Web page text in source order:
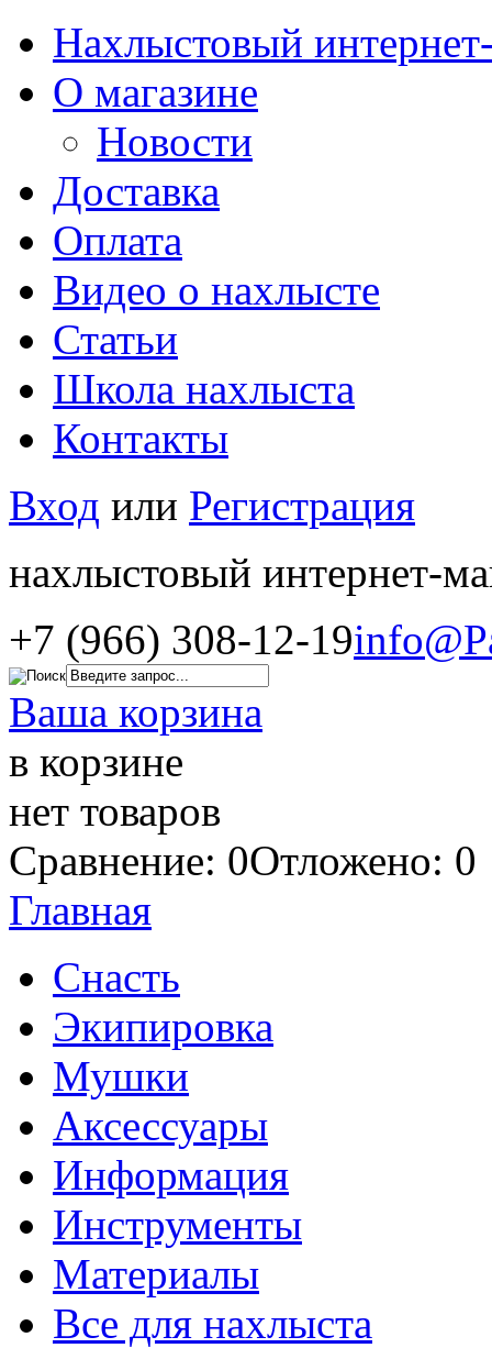
Нахлыстовый
О магазине
Новости
Доставка
Оплата
Видео о нахлысте
Статьи
Школа нахлыста
Контакты
Вход или Регистрация
нахлыстовый интернет-
+7 (966) 308-12-19
Ваша корзина
в корзине
нет товаров
Сравнение: 0Отложено: 0
Главная
Снасть
Экипировка
Мушки
Аксессуары
Информация
Инструменты
Материалы
Все для нахлыста